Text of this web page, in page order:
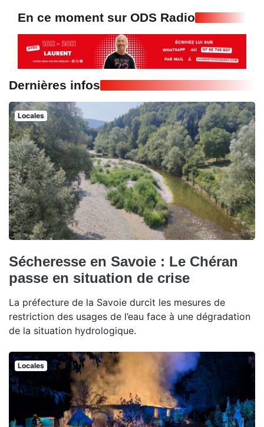
En ce moment sur ODS Radio
Dernières infos
Locales
Sécheresse en Savoie : Le Chéran
passe en situation de crise
La préfecture de la Savoie durcit les mesures de
restriction des usages de l’eau face à une dégradation
de la situation hydrologique.
Locales